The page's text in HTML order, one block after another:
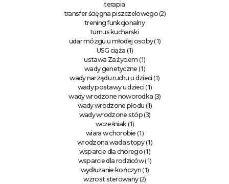
terapia
transfer ścięgna piszczelowego(2)
trening funkcjonalny
turnus kucharski
udar mózgu u młodej osoby(1)
USG ciąża (1)
ustawa Za życiem (1)
wady genetyczne (1)
wady narządu ruchu u dzieci (1)
wady postawy u dzieci (1)
wady wrodzone noworodka (3)
wady wrodzone płodu (1)
wady wrodzone stóp (3)
wcześniak(1)
wiara w chorobie (1)
wrodzona wada stopy(1)
wsparcie dla chorego(1)
wsparcie dla rodziców(1)
wydłużanie kończyn (1)
wzrost sterowany(2)